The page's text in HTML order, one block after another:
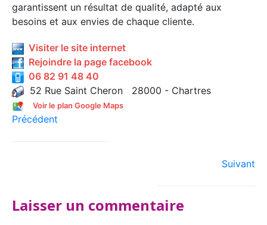
garantissent un résultat de qualité, adapté aux
besoins et aux envies de chaque cliente.
Visiter le site internet
Rejoindre la page facebook
06 82 91 48 40
52 Rue Saint Cheron 28000 - Chartres
Voir le plan Google Maps
Précédent
Suivant
Laisser un commentaire